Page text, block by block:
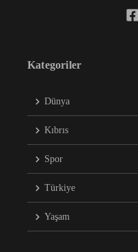
Kategoriler
Dünya
Kıbrıs
Spor
Türkiye
Yaşam